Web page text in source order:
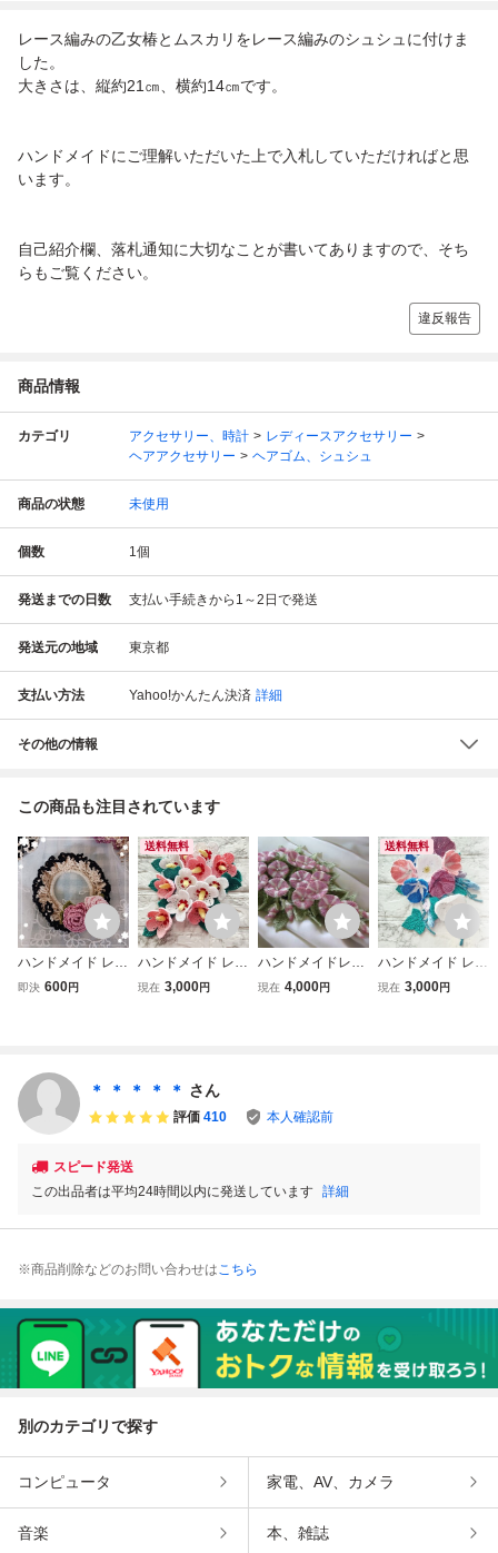
レース編みの乙女椿とムスカリをレース編みのシュシュに付けま
した。
大きさは、縦約21㎝、横約14㎝です。
ハンドメイドにご理解いただいた上で入札していただければと思
います。
自己紹介欄、落札通知に大切なことが書いてありますので、そち
らもご覧ください。
違反報告
商品情報
カテゴリ アクセサリー、時計
レディースアクセサリー
ヘアアクセサリー
ヘアゴム、シュシュ
商品の状態 未使用
個数 1個
発送までの日数 支払い手続きから1～2日で発送
発送元の地域 東京都
支払い方法 Yahoo!かんたん決済 詳細
その他の情報
この商品も注目されています
ハンドメイド レー
ス編み シュシュ
即決 600円
送料無料
ハンドメイド レー
ス編み 木槿 シ
現在 3,000円
ハンドメイドレー
ス編み♪ ヒルガ
現在 4,000円
送料無料
ハンドメイド レー
ス編み 朝顔 シ
現在 3,000円
＊ ＊ ＊ ＊ ＊ さん
評価 410 本人確認前
スピード発送
この出品者は平均24時間以内に発送しています 詳細
※商品削除などのお問い合わせはこちら
別のカテゴリで探す
コンピュータ 家電、AV、カメラ
音楽 本、雑誌